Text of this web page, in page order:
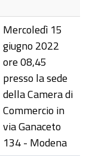
Mercoledì 15
giugno 2022
ore 08,45
presso la sede
della Camera di
Commercio in
via Ganaceto
134 - Modena